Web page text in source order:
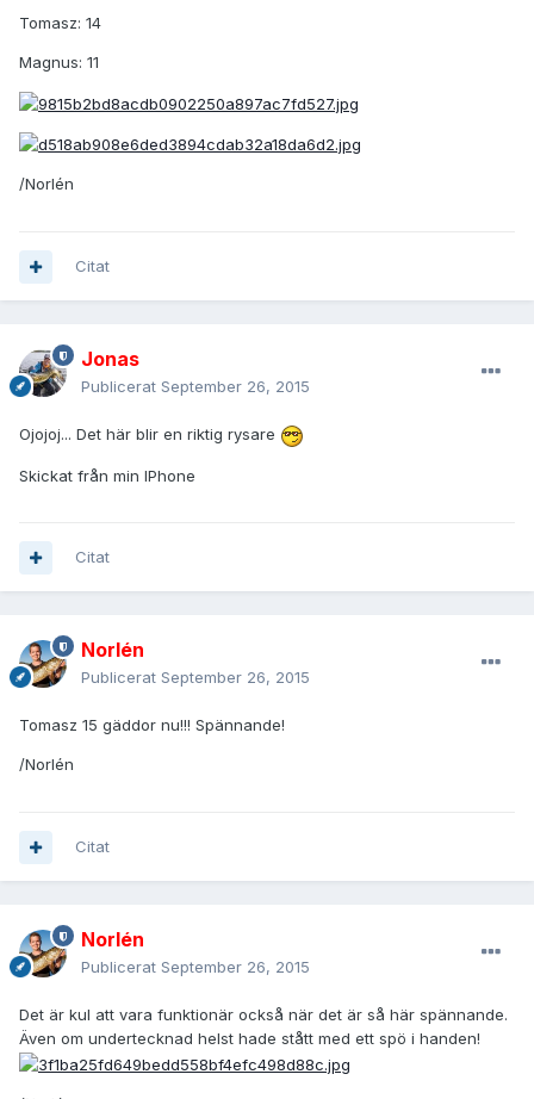
Tomasz: 14
Magnus: 11
/Norlén
Citat
Jonas
Publicerat September 26, 2015
Ojojoj... Det här blir en riktig rysare
Skickat från min IPhone
Citat
Norlén
Publicerat September 26, 2015
Tomasz 15 gäddor nu!!! Spännande!
/Norlén
Citat
Norlén
Publicerat September 26, 2015
Det är kul att vara funktionär också när det är så här spännande.
Även om undertecknad helst hade stått med ett spö i handen!